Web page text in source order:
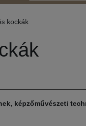
kockák
képzőművészeti